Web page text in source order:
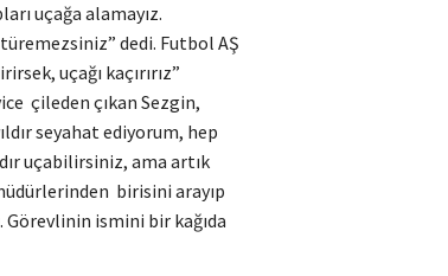
uçağa alamayız.
dedi. Futbol AŞ
uçağı kaçırırız”
çileden çıkan Sezgin,
seyahat ediyorum, hep
uçabilirsiniz, ama artık
birisini arayıp
ismini bir kağıda